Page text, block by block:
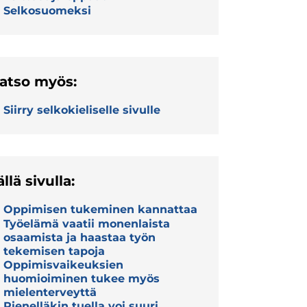
Selkosuomeksi
myös:
Siirry selkokieliselle sivulle
sivulla:
Oppimisen tukeminen kannattaa
Työelämä vaatii monenlaista
osaamista ja haastaa työn
tekemisen tapoja
Oppimisvaikeuksien
huomioiminen tukee myös
mielenterveyttä